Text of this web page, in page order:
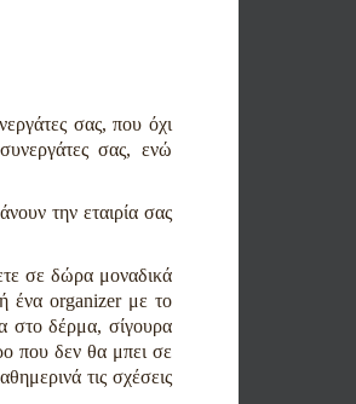
σας, που όχι
σας, ενώ
την εταιρία σας
σε δώρα μοναδικά
ένα organizer με το
στο δέρμα, σίγουρα
που δεν θα μπει σε
τις σχέσεις